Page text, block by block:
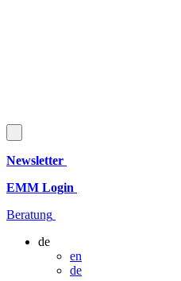
Newsletter
EMM Login
Beratung
de
en
de